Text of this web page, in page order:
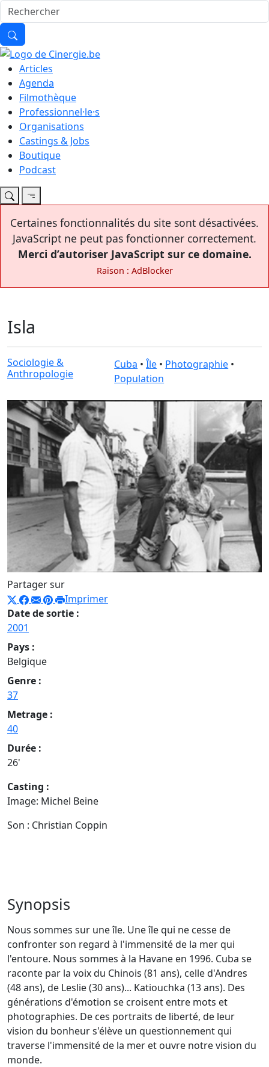
Articles
Agenda
Filmothèque
Professionnel·le·s
Organisations
Castings & Jobs
Boutique
Podcast
Certaines fonctionnalités du site sont désactivées.
JavaScript ne peut pas fonctionner correctement.
Merci d’autoriser JavaScript sur ce domaine.
Raison : AdBlocker
Isla
Sociologie &
Anthropologie
Cuba •Île • Photographie •
Population
Partager sur
Imprimer
Date de sortie :
2001
Pays :
Belgique
Genre :
37
Metrage :
40
Durée :
26'
Casting :
Image: Michel Beine
Son : Christian Coppin
Synopsis
Nous sommes sur une île. Une île qui ne cesse de
confronter son regard à l'immensité de la mer qui
l'entoure. Nous sommes à la Havane en 1996. Cuba se
raconte par la voix du Chinois (81 ans), celle d'Andres
(48 ans), de Leslie (30 ans)... Katiouchka (13 ans). Des
générations d'émotion se croisent entre mots et
photographies. De ces portraits de liberté, de leur
vision du bonheur s'élève un questionnement qui
traverse l'immensité de la mer et ouvre notre vision du
monde.